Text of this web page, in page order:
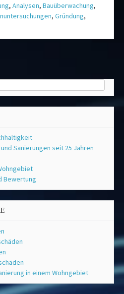
,Analysen,Bauüberwachung,
,Gründung,
Sanierungen seit 25 Jahren
Bewertung
in einem Wohngebiet